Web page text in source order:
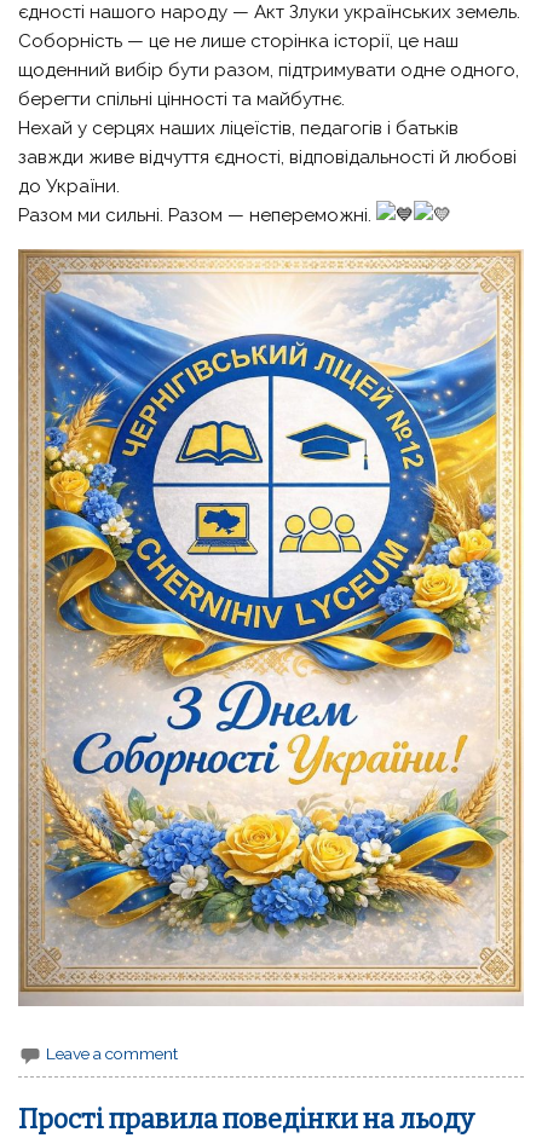
єдності нашого народу — Акт Злуки українських земель.
Соборність — це не лише сторінка історії, це наш
щоденний вибір бути разом, підтримувати одне одного,
берегти спільні цінності та майбутнє.
Нехай у серцях наших ліцеїстів, педагогів і батьків
завжди живе відчуття єдності, відповідальності й любові
до України.
Разом ми сильні. Разом — непереможні.
Leave a comment
Прості правила поведінки на льоду